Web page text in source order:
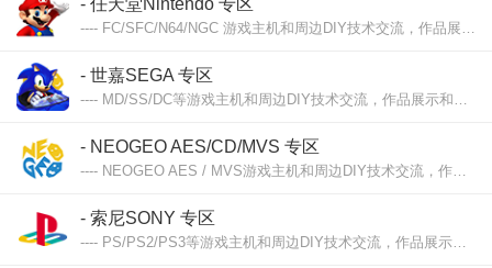
- 任天堂Nintendo 专区
---- FC/SFC/N64/NGC 游戏主机和周边DIY技术交流，作品展示和交流，心得、理论分享。
- 世嘉SEGA 专区
---- MD/SS/DC等游戏主机和周边DIY技术交流，作品展示和交流，心得、理论分享。
- NEOGEO AES/CD/MVS 专区
---- NEOGEO AES / MVS游戏主机和周边DIY技术交流，作品展示和交流，心得、理论分享。
- 索尼SONY 专区
---- PS/PS2/PS3等游戏主机和周边DIY技术交流，作品展示和交流，心得、理论分享。